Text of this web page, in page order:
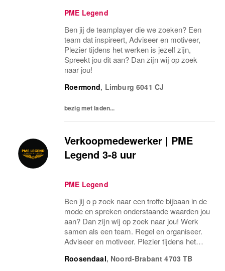
PME Legend
Ben jij de teamplayer die we zoeken? Een
team dat inspireert, Adviseer en motiveer,
Plezier tijdens het werken is jezelf zijn,
Spreekt jou dit aan? Dan zijn wij op zoek
naar jou!
Roermond, Limburg 6041 CJ
bezig met laden...
Verkoopmedewerker | PME
Legend 3-8 uur
PME Legend
Ben jij o p zoek naar een troffe bijbaan in de
mode en spreken onderstaande waarden jou
aan? Dan zijn wij op zoek naar jou! Werk
samen als een team. Regel en organiseer.
Adviseer en motiveer. Plezier tijdens het
Dan zijn wij op zoek naar jou!
Roosendaal, Noord-Brabant 4703 TB